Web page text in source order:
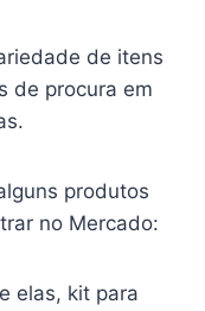
de itens
de procura em
produtos
no Mercado:
elas, kit para